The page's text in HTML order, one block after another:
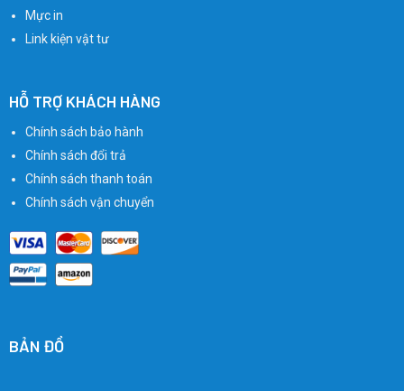
Mực in
Link kiện vật tư
HỖ TRỢ KHÁCH HÀNG
Chính sách bảo hành
Chính sách đổi trả
Chính sách thanh toán
Chính sách vận chuyển
BẢN ĐỒ